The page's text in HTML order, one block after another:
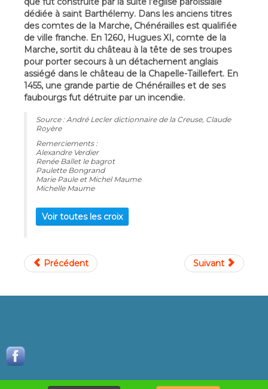
dédiée à saint Barthélemy. Dans les anciens titres
des comtes de la Marche, Chénérailles est qualifiée
de ville franche. En 1260, Hugues XI, comte de la
Marche, sortit du château à la tête de ses troupes
pour porter secours à un détachement anglais
assiégé dans le château de la Chapelle-Taillefert. En
1455, une grande partie de Chénérailles et de ses
faubourgs fut détruite par un incendie.
Source : André Lecler dictionnaire de la Creuse, Claude
Royère
Remerciements :
Alexandre Verdier
Renée Ballet le bagrot
Paulette Bongrand
Marie Paule et Michel Maume
Michelle Maume
Voir toutes les croix
Précédent Suivant